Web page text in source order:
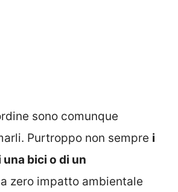
sono comunque
Purtroppo non sempre i
bici o di un
a zero impatto ambientale